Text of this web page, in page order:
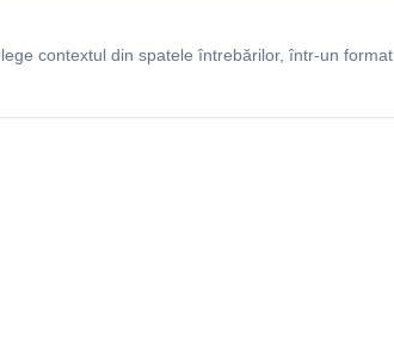
contextul din spatele întrebărilor, într-un format